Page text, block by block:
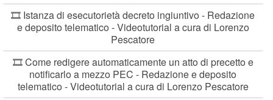
🎞️ Istanza di esecutorietà decreto ingiuntivo - Redazione
e deposito telematico - Videotutorial a cura di Lorenzo
Pescatore
🎞️ Come redigere automaticamente un atto di precetto e
notificarlo a mezzo PEC - Redazione e deposito
telematico - Videotutorial a cura di Lorenzo Pescatore